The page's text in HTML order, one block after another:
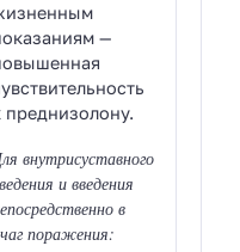
—
преднизолону.
внутрисуставного
и введения
в
поражения: